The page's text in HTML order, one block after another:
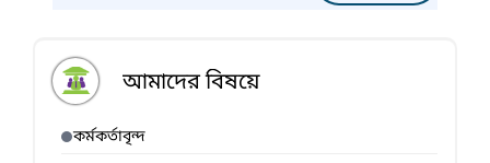
আমাদের বিষয়ে
কর্মকর্তাবৃন্দ